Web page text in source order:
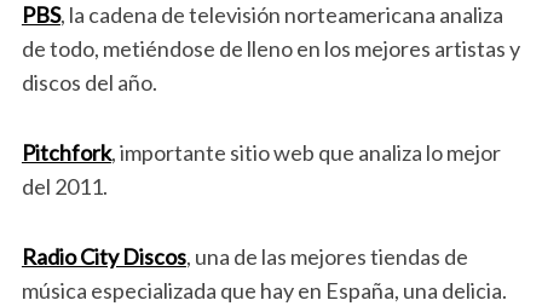
PBS, la cadena de televisión norteamericana analiza
de todo, metiéndose de lleno en los mejores artistas y
discos del año.
Pitchfork, importante sitio web que analiza lo mejor
del 2011.
Radio City Discos, una de las mejores tiendas de
música especializada que hay en España, una delicia.